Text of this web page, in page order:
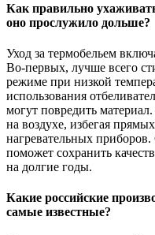
Как правильно
оно прослужило дольше?
Уход за термобельем
Во-первых, лучше всего
режиме при низкой
использования
могут повредить
на воздухе, избегая
нагревательных
поможет сохранить
на долгие годы.
Какие российские
самые известные?